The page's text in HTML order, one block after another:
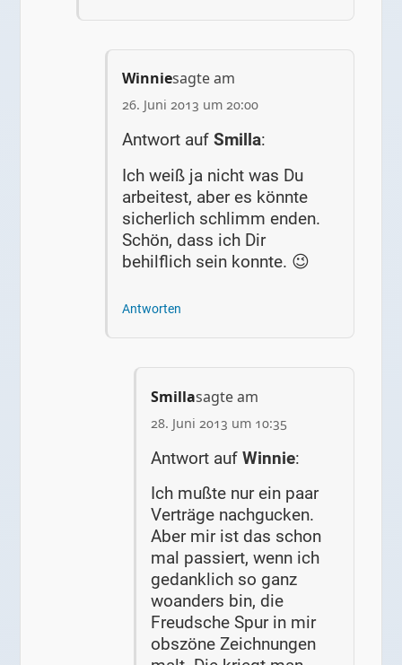
Winniesagte am
26. Juni 2013 um 20:00
Antwort aufSmilla:
Ich weiß ja nicht was Du
arbeitest, aber es könnte
sicherlich schlimm enden.
Schön, dass ich Dir
behilflich sein konnte. 😉
Antworten
Smillasagte am
28. Juni 2013 um 10:35
Antwort aufWinnie:
Ich mußte nur ein paar
Verträge nachgucken.
Aber mir ist das schon
mal passiert, wenn ich
gedanklich so ganz
woanders bin, die
Freudsche Spur in mir
obszöne Zeichnungen